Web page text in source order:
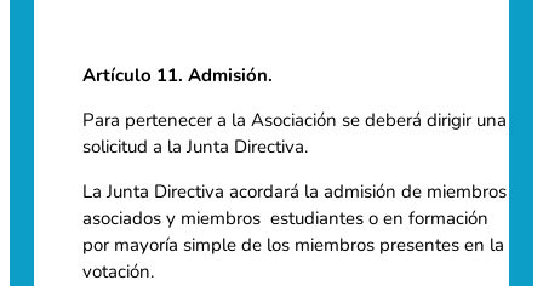
Artículo 11. Admisión.
Para pertenecer a la Asociación se deberá dirigir una
solicitud a la Junta Directiva.
La Junta Directiva acordará la admisión de miembros
asociados y miembros estudiantes o en formación
por mayoría simple de los miembros presentes en la
votación.